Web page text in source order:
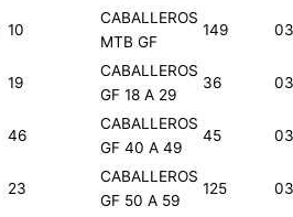
10
CABALLEROS
MTB GF
149
19
CABALLEROS
GF 18 A 29
36
46
CABALLEROS
GF 40 A 49
45
23
CABALLEROS
GF 50 A 59
125